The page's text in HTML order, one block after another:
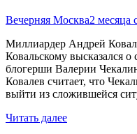
Вечерняя Москва2 месяца
Миллиардер Андрей
Ковальскому высказался
блогерши Валерии
Ковалев считает, что
выйти из сложившейся
Читать далее